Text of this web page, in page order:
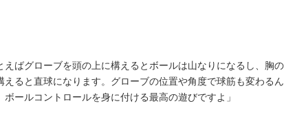
えばグローブを頭の上に構えるとボールは山なりになるし、胸の
えると直球になります。グローブの位置や角度で球筋も変わるん
ボールコントロールを身に付ける最高の遊びですよ」